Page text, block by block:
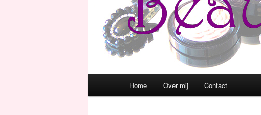
Spring naar de primaire inhoud
Spring naar de secundaire inhoud
Home Over mij Contact